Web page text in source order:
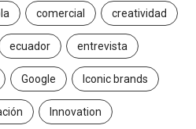
comercial creatividad
ecuador entrevista
Google Iconic brands
Innovation